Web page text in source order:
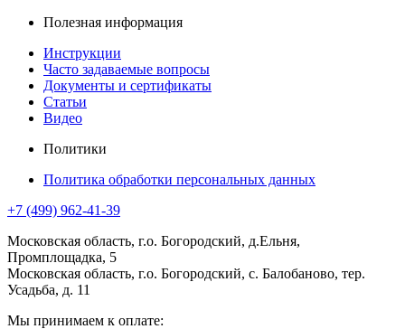
Полезная информация
Инструкции
Часто задаваемые вопросы
Документы и сертификаты
Статьи
Видео
Политики
Политика обработки персональных данных
+7 (499) 962-41-39
Московская область, г.о. Богородский, д.Ельня,
Промплощадка, 5
Московская область, г.о. Богородский, с. Балобаново, тер.
Усадьба, д. 11
Мы принимаем к оплате: